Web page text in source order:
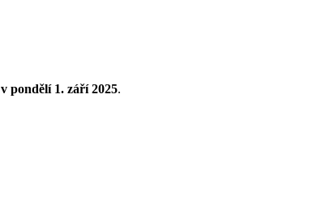
v pondělí1. září 2025.